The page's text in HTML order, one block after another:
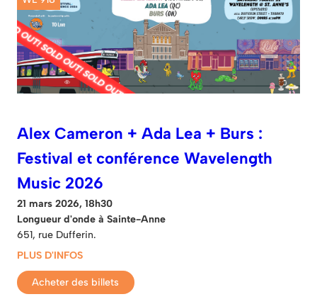
Alex Cameron + Ada Lea + Burs :
Festival et conférence Wavelength
Music 2026
21 mars 2026, 18h30
Longueur d'onde à Sainte-Anne
651, rue Dufferin.
PLUS D'INFOS
Acheter des billets